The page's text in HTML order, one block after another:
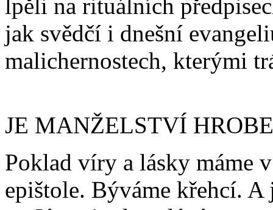
lpěli na rituálních
jak svědčí i dnešní
malichernostech, kterými
JE MANŽELSTVÍ
Poklad víry a lásky máme
epištole. Býváme křehcí.